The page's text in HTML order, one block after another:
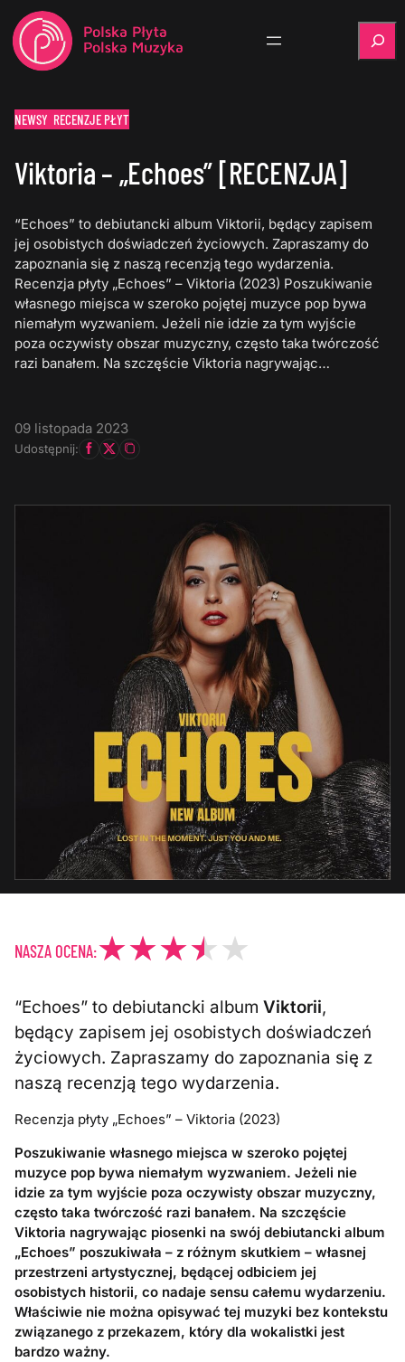
NEWSY RECENZJE PŁYT
Viktoria – „Echoes” [RECENZJA]
“Echoes” to debiutancki album Viktorii, będący zapisem
jej osobistych doświadczeń życiowych. Zapraszamy do
zapoznania się z naszą recenzją tego wydarzenia.
Recenzja płyty „Echoes” – Viktoria (2023) Poszukiwanie
własnego miejsca w szeroko pojętej muzyce pop bywa
niemałym wyzwaniem. Jeżeli nie idzie za tym wyjście
poza oczywisty obszar muzyczny, często taka twórczość
razi banałem. Na szczęście Viktoria nagrywając…
09 listopada 2023
Udostępnij:
NASZA OCENA:
“Echoes” to debiutancki albumViktorii,
będący zapisem jej osobistych doświadczeń
życiowych. Zapraszamy do zapoznania się z
naszą recenzją tego wydarzenia.
Recenzja płyty „Echoes” – Viktoria (2023)
Poszukiwanie własnego miejsca w szeroko pojętej
muzyce pop bywa niemałym wyzwaniem. Jeżeli nie
idzie za tym wyjście poza oczywisty obszar muzyczny,
często taka twórczość razi banałem. Na szczęście
Viktoria nagrywając piosenki na swój debiutancki album
„Echoes” poszukiwała – z różnym skutkiem – własnej
przestrzeni artystycznej, będącej odbiciem jej
osobistych historii, co nadaje sensu całemu wydarzeniu.
Właściwie nie można opisywać tej muzyki bez kontekstu
związanego z przekazem, który dla wokalistki jest
bardzo ważny.